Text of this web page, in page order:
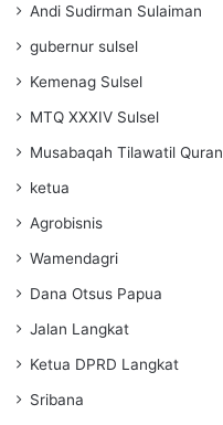
Andi Sudirman Sulaiman
gubernur sulsel
Kemenag Sulsel
MTQ XXXIV Sulsel
Musabaqah Tilawatil Quran
ketua
Agrobisnis
Wamendagri
Dana Otsus Papua
Jalan Langkat
Ketua DPRD Langkat
Sribana